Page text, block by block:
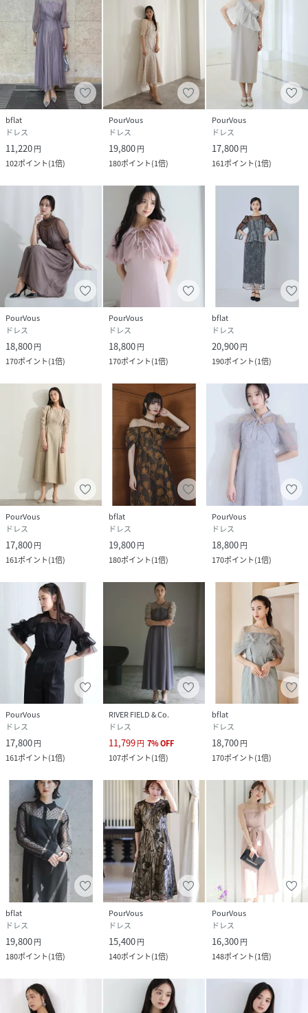
bflat
ドレス
11,220円
102ポイント(1倍)
PourVous
ドレス
19,800円
180ポイント(1倍)
PourVous
ドレス
17,800円
161ポイント(1倍)
PourVous
ドレス
18,800円
170ポイント(1倍)
PourVous
ドレス
18,800円
170ポイント(1倍)
bflat
ドレス
20,900円
190ポイント(1倍)
PourVous
ドレス
17,800円
161ポイント(1倍)
bflat
ドレス
19,800円
180ポイント(1倍)
PourVous
ドレス
18,800円
170ポイント(1倍)
PourVous
ドレス
17,800円
161ポイント(1倍)
RIVER FIELD & Co.
ドレス
11,799円 7%OFF
107ポイント(1倍)
bflat
ドレス
18,700円
170ポイント(1倍)
bflat
ドレス
19,800円
180ポイント(1倍)
PourVous
ドレス
15,400円
140ポイント(1倍)
PourVous
ドレス
16,300円
148ポイント(1倍)